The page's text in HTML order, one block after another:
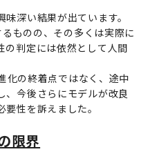
深い結果が出ています。
ものの、その多くは実際に
の判定には依然として人間
の終着点ではなく、途中
、今後さらにモデルが改良
性を訴えました。
限界